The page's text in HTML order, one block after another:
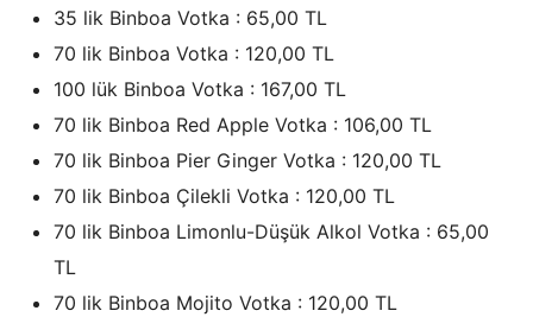
35 lik Binboa Votka : 65,00 TL
70 lik Binboa Votka : 120,00 TL
100 lük Binboa Votka : 167,00 TL
70 lik Binboa Red Apple Votka : 106,00 TL
70 lik Binboa Pier Ginger Votka : 120,00 TL
70 lik Binboa Çilekli Votka : 120,00 TL
70 lik Binboa Limonlu-Düşük Alkol Votka : 65,00
TL
70 lik Binboa Mojito Votka : 120,00 TL